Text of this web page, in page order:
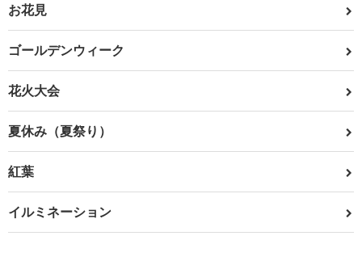
お花見
ゴールデンウィーク
花火大会
夏休み（夏祭り）
紅葉
イルミネーション